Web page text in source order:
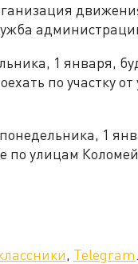
1 января,
по участку
1
по улицам
, Telegram.